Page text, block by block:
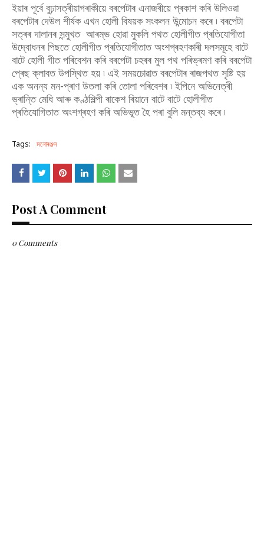
ইয়াৰ পূৰ্বে বুঢ়াসত্ৰীয়াগৰাকীয়ে বৰপেটাৰ এনাজৰীয়ে প্ৰকাশ কৰি উলিওৱা
বৰপেটাৰ দেউল শীৰ্ষক এখন হোলী বিষয়ক সংকলন উন্মোচন কৰে ৷ বৰপেটা
সত্ৰৰ দালানৰ সন্মুখত আৰম্ভ হোৱা মুকলি পথত হোলীগীত প্ৰতিযোগীতা
উদ্বোধনৰ পিছতে হোলীগীত প্ৰতিযোগীতাত অংশগ্ৰহণকাৰী দলসমূহে বাটে
বাটে হোলী গীত পৰিবেশন কৰি বৰপেটা চহৰৰ মুল পথ পৰিভ্ৰমণ কৰি বৰপেটা
প্ৰেছ ক্লাবত উপস্থিত হয় ৷ এই সময়চোৱাত বৰপেটাৰ ৰাজপথত সৃষ্টি হয়
এক অনন্য মন-প্ৰাণ উতলা কৰি তোলা পৰিবেশৰ ৷ ইপিনে অভিনেত্ৰী
ভ্ৰান্তি মেধি আৰু কণ্ঠশিল্পী ৰাকেশ ৰিয়ানে বাটে বাটে হোলীগীত
প্ৰতিযোগিতাত অংশগ্ৰহণ কৰি অভিভূত হৈ পৰা বুলি মন্তব্য কৰে ৷
Tags: মনোৰঞ্জন
Post A Comment
0 Comments